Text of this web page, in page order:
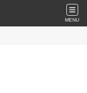
MENU